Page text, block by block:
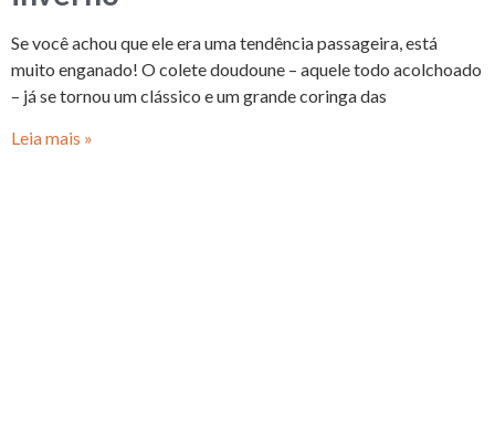
Se você achou que ele era uma tendência passageira, está
muito enganado! O colete doudoune – aquele todo acolchoado
– já se tornou um clássico e um grande coringa das
Leia mais »